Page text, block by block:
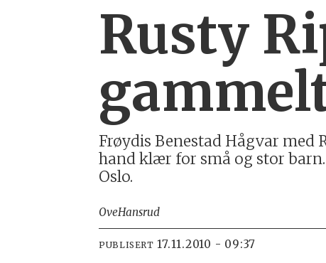
Rusty
Frøydis Benestad Hågvar
hand klær for små og stor barn.
Oslo.
OveHansrud
PUBLISERT 17.11.2010 - 09:37